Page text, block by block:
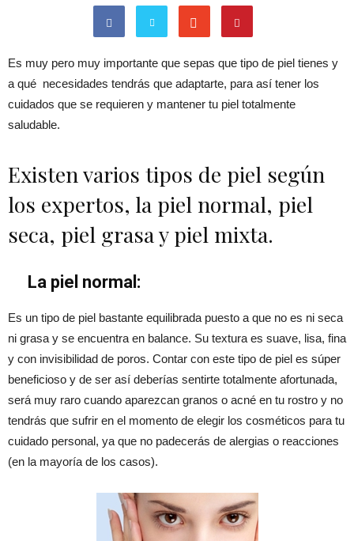
Es muy pero muy importante que sepas que tipo de piel tienes y
a qué necesidades tendrás que adaptarte, para así tener los
cuidados que se requieren y mantener tu piel totalmente
saludable.
Existen varios tipos de piel según
los expertos, la piel normal, piel
seca, piel grasa y piel mixta.
La piel normal:
Es un tipo de piel bastante equilibrada puesto a que no es ni seca
ni grasa y se encuentra en balance. Su textura es suave, lisa, fina
y con invisibilidad de poros. Contar con este tipo de piel es súper
beneficioso y de ser así deberías sentirte totalmente afortunada,
será muy raro cuando aparezcan granos o acné en tu rostro y no
tendrás que sufrir en el momento de elegir los cosméticos para tu
cuidado personal, ya que no padecerás de alergias o reacciones
(en la mayoría de los casos).